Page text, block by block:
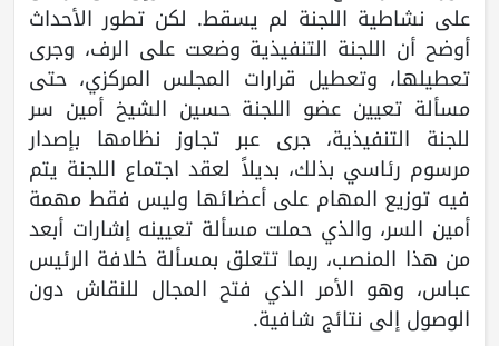
على نشاطية اللجنة لم يسقط. لكن تطور الأحداث
أوضح أن اللجنة التنفيذية وضعت على الرف، وجرى
تعطيلها، وتعطيل قرارات المجلس المركزي، حتى
مسألة تعيين عضو اللجنة حسين الشيخ أمين سر
للجنة التنفيذية، جرى عبر تجاوز نظامها بإصدار
مرسوم رئاسي بذلك، بديلاً لعقد اجتماع اللجنة يتم
فيه توزيع المهام على أعضائها وليس فقط مهمة
أمين السر، والذي حملت مسألة تعيينه إشارات أبعد
من هذا المنصب، ربما تتعلق بمسألة خلافة الرئيس
عباس، وهو الأمر الذي فتح المجال للنقاش دون
الوصول إلى نتائج شافية.